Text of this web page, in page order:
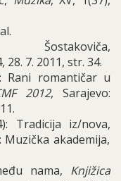
.
ostakoviča,
28. 7. 2011, str. 34.
Rani romantičar u
2012, Sarajevo:
Tradicija iz/nova,
Muzička akademija,
nama, Knjižica